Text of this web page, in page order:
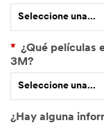
Seleccione una...
* ¿Qué películas
3M?
Seleccione una...
¿Hay alguna